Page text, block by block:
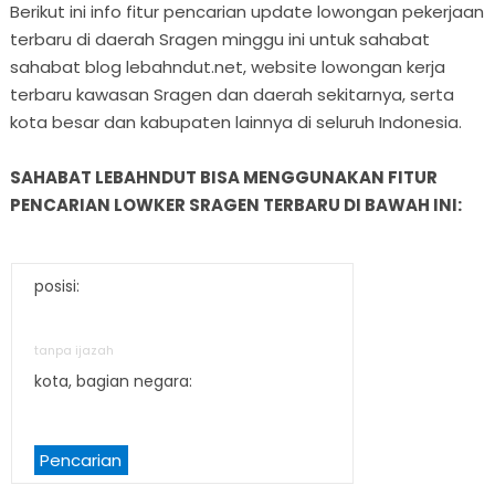
Berikut ini info fitur pencarian update lowongan pekerjaan
terbaru di daerah Sragen minggu ini untuk sahabat
sahabat blog lebahndut.net, website lowongan kerja
terbaru kawasan Sragen dan daerah sekitarnya, serta
kota besar dan kabupaten lainnya di seluruh Indonesia.
SAHABAT LEBAHNDUT BISA MENGGUNAKAN FITUR
PENCARIAN LOWKER SRAGEN TERBARU DI BAWAH INI:
posisi:
tanpa ijazah
kota, bagian negara:
Pencarian